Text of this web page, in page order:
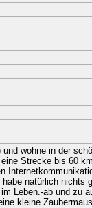
wohne in der
Strecke bis 60
natürlich
Leben.-ab und
kleine